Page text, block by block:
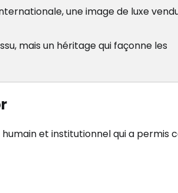
une image de luxe
mais un héritage qui façonne les
et institutionnel qui a permis